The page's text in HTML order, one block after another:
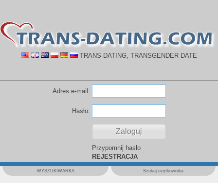
TRANS-DATING, TRANSGENDER DATE
Adres e-mail:
Hasło:
Przypomnij hasło
REJESTRACJA
WYSZUKIWARKA Szukaj użytkownika